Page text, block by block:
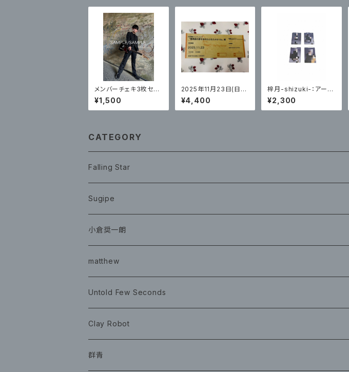
メンバーチェキ3枚セッ
ト（TAKA） / ZERO
¥1,500
2025年11月23日(日)
ワンマンライブ「最高級
の愛をあなたに伝えさ
せてね」編 チケット(オリ
¥4,400
梓月-shizuki-：アーテ
ィスト写真トレーディン
グカード(悪戯な心編)
各４種ランダム２枚
¥2,300
CATEGORY
Falling Star
CD
グッズ
チェキ ブロマイド
イベント
ツアーグッズ
Sugipe
チケット
CD
グッズ
小倉奨一朗
イベント
グッズ
CD
matthew
Book
CD
Untold Few Seconds
グッズ
CD
Clay Robot
グッズ
群青